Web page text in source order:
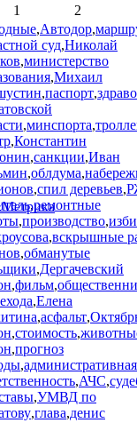
1 2
,Автодор,
суд,Николай
,министерство
,Михаил
,паспорт,
,минспорта,
,Константин
,санкции,Иван
,облдума,
,спил деревьев,
,ремонтные
,производство,
,вскрышные
,обманутые
,Дергачевский
,фильм,
,Елена
,асфальт,
,стоимость,
,прогноз
,административная
,АЧС,
,УМВД по
,глава,денис